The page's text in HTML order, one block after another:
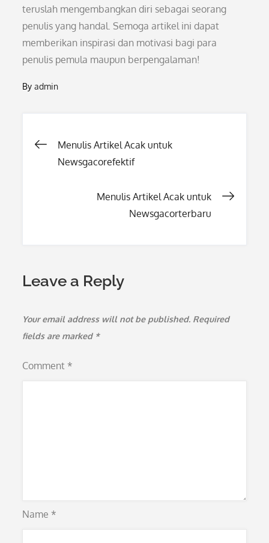
teruslah mengembangkan diri sebagai seorang
penulis yang handal. Semoga artikel ini dapat
memberikan inspirasi dan motivasi bagi para
penulis pemula maupun berpengalaman!
Byadmin
Post
Menulis Artikel Acak untuk
Newsgacorefektif
Menulis Artikel Acak untuk
Newsgacorterbaru
Leave a Reply
Your email address will not be published. Required
fields are marked *
Comment *
Name *